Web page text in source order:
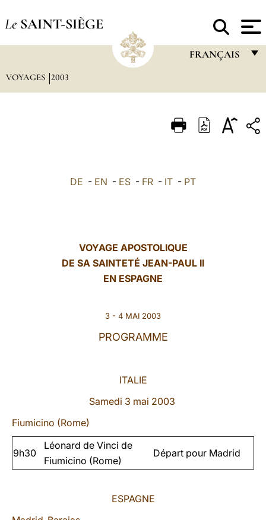
Le SAINT-SIÈGE
FRANÇAIS
ITALIANO
中文
VOYAGES 2003
DE - EN - ES - FR - IT - PT
VOYAGE APOSTOLIQUE
DE SA SAINTETÉ JEAN-PAUL II
EN ESPAGNE
3 - 4 MAI 2003
PROGRAMME
ITALIE
Samedi 3 mai 2003
Fiumicino (Rome)
9h30
Léonard de Vinci de
Fiumicino (Rome)
Départ pour Madrid
ESPAGNE